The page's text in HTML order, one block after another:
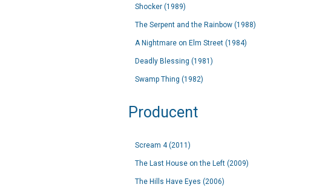
Shocker (1989)
The Serpent and the Rainbow (1988)
A Nightmare on Elm Street (1984)
Deadly Blessing (1981)
Swamp Thing (1982)
Producent
Scream 4 (2011)
The Last House on the Left (2009)
The Hills Have Eyes (2006)